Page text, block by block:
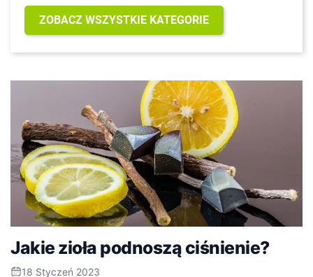
ZOBACZ WSZYSTKIE KATEGORIE
Jakie zioła podnoszą ciśnienie?
18 Styczeń 2023